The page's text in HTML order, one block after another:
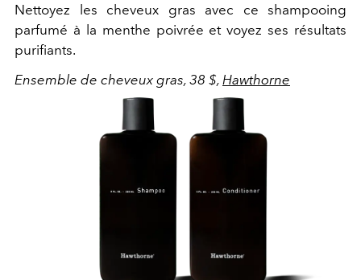
Nettoyez les cheveux gras avec ce shampooing
parfumé à la menthe poivrée et voyez ses résultats
purifiants.
Ensemble de cheveux gras, 38 $, Hawthorne